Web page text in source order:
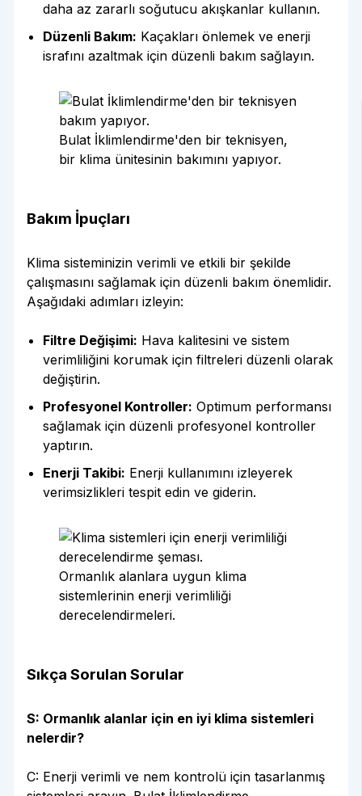
daha az zararlı soğutucu akışkanlar kullanın.
Düzenli Bakım: Kaçakları önlemek ve enerji
israfını azaltmak için düzenli bakım sağlayın.
Bulat İklimlendirme'den bir teknisyen,
bir klima ünitesinin bakımını yapıyor.
Bakım İpuçları
Klima sisteminizin verimli ve etkili bir şekilde
çalışmasını sağlamak için düzenli bakım önemlidir.
Aşağıdaki adımları izleyin:
Filtre Değişimi: Hava kalitesini ve sistem
verimliliğini korumak için filtreleri düzenli olarak
değiştirin.
Profesyonel Kontroller: Optimum performansı
sağlamak için düzenli profesyonel kontroller
yaptırın.
Enerji Takibi: Enerji kullanımını izleyerek
verimsizlikleri tespit edin ve giderin.
Ormanlık alanlara uygun klima
sistemlerinin enerji verimliliği
derecelendirmeleri.
Sıkça Sorulan Sorular
S: Ormanlık alanlar için en iyi klima sistemleri
nelerdir?
C: Enerji verimli ve nem kontrolü için tasarlanmış